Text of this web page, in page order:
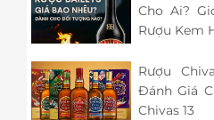
Cho Ai?
Rượu Kem
Rượu
Đánh Giá
Chivas 13